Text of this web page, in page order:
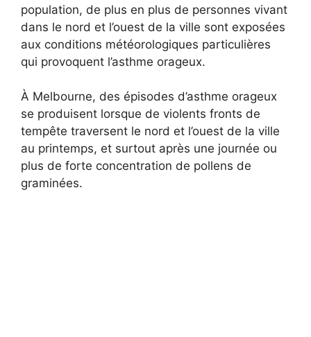
population, de plus en plus de personnes vivant
dans le nord et l’ouest de la ville sont exposées
aux conditions météorologiques particulières
qui provoquent l’asthme orageux.
À Melbourne, des épisodes d’asthme orageux
se produisent lorsque de violents fronts de
tempête traversent le nord et l’ouest de la ville
au printemps, et surtout après une journée ou
plus de forte concentration de pollens de
graminées.